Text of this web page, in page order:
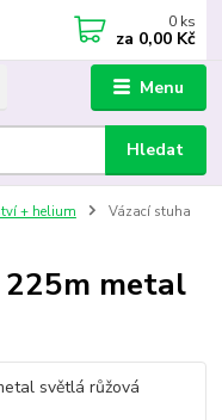
Menu
Hledat
0 ks
za 0,00 Kč
+ helium
Vázací stuha
225m metal